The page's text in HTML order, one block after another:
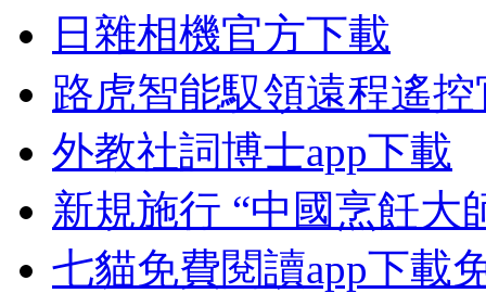
日雜相機官方下載
路虎智能馭領遠程遙
外教社詞博士app下載
新規施行 “中國烹飪大
七貓免費閱讀app下載